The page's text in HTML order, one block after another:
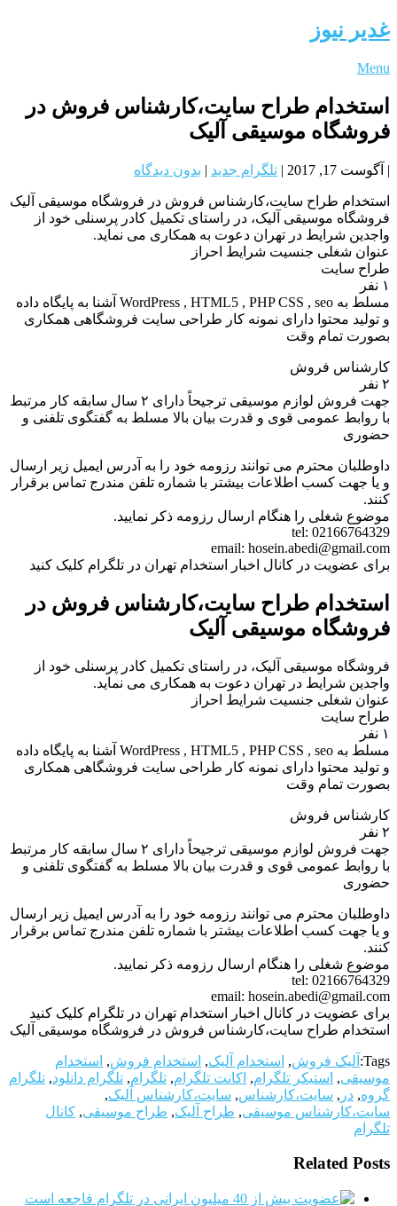
غدیر نیوز
Menu
استخدام طراح سایت،کارشناس فروش در
فروشگاه موسیقی آلیک
| آگوست 17, 2017 | تلگرام جدید | بدون دیدگاه
استخدام طراح سایت،کارشناس فروش در فروشگاه موسیقی آلیک
فروشگاه موسیقی آلیک، در راستای تکمیل کادر پرسنلی خود از
واجدین شرایط در تهران دعوت به همکاری می نماید.
عنوان شغلی جنسیت شرایط احراز
طراح سایت
۱ نفر
مسلط به WordPress , HTML5 , PHP CSS , seo آشنا به پایگاه داده
و تولید محتوا دارای نمونه کار طراحی سایت فروشگاهی همکاری
بصورت تمام وقت
کارشناس فروش
۲ نفر
جهت فروش لوازم موسیقی ترجیحاً دارای ۲ سال سابقه کار مرتبط
با روابط عمومی قوی و قدرت بیان بالا مسلط به گفتگوی تلفنی و
حضوری
داوطلبان محترم می توانند رزومه خود را به آدرس ایمیل زیر ارسال
و یا جهت کسب اطلاعات بیشتر با شماره تلفن مندرج تماس برقرار
کنند.
موضوع شغلی را هنگام ارسال رزومه ذکر نمایید.
tel: 02166764329
email: hosein.abedi@gmail.com
برای عضویت در کانال اخبار استخدام تهران در تلگرام کلیک کنید
استخدام طراح سایت،کارشناس فروش در
فروشگاه موسیقی آلیک
فروشگاه موسیقی آلیک، در راستای تکمیل کادر پرسنلی خود از
واجدین شرایط در تهران دعوت به همکاری می نماید.
عنوان شغلی جنسیت شرایط احراز
طراح سایت
۱ نفر
مسلط به WordPress , HTML5 , PHP CSS , seo آشنا به پایگاه داده
و تولید محتوا دارای نمونه کار طراحی سایت فروشگاهی همکاری
بصورت تمام وقت
کارشناس فروش
۲ نفر
جهت فروش لوازم موسیقی ترجیحاً دارای ۲ سال سابقه کار مرتبط
با روابط عمومی قوی و قدرت بیان بالا مسلط به گفتگوی تلفنی و
حضوری
داوطلبان محترم می توانند رزومه خود را به آدرس ایمیل زیر ارسال
و یا جهت کسب اطلاعات بیشتر با شماره تلفن مندرج تماس برقرار
کنند.
موضوع شغلی را هنگام ارسال رزومه ذکر نمایید.
tel: 02166764329
email: hosein.abedi@gmail.com
برای عضویت در کانال اخبار استخدام تهران در تلگرام کلیک کنید
استخدام طراح سایت،کارشناس فروش در فروشگاه موسیقی آلیک
Tags: آلیک فروش, استخدام آلیک, استخدام فروش, استخدام
موسیقی, استیکر تلگرام, اکانت تلگرام, تلگرام, تلگرام دانلود, تلگرام
گروه, در , سایت،کارشناس, سایت،کارشناس آلیک,
سایت،کارشناس موسیقی, طراح آلیک, طراح موسیقی, کانال
تلگرام
Related Posts